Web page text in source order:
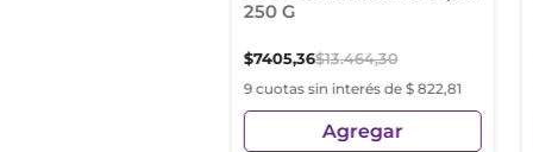
250 G
$7405,36$13.464,30
9 cuotas sin interés de $ 822,81
Agregar